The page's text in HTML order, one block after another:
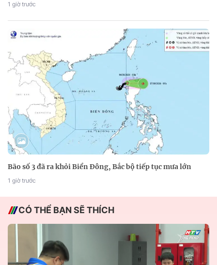
1 giờ trước
Bão số 3 đã ra khỏi Biển Đông, Bắc bộ tiếp tục mưa lớn
1 giờ trước
CÓ THỂ BẠN SẼ THÍCH